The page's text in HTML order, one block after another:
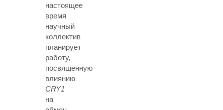
настоящее
время
научный
коллектив
планирует
работу,
посвященную
влиянию
CRY1
на